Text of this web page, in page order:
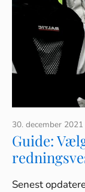
Guide:
30. december 2021
Senest